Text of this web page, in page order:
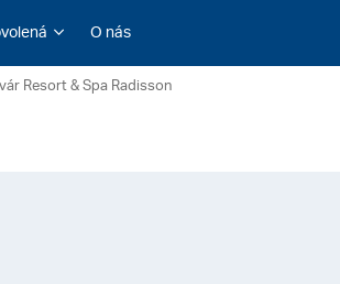
O nás
Resort & Spa Radisson